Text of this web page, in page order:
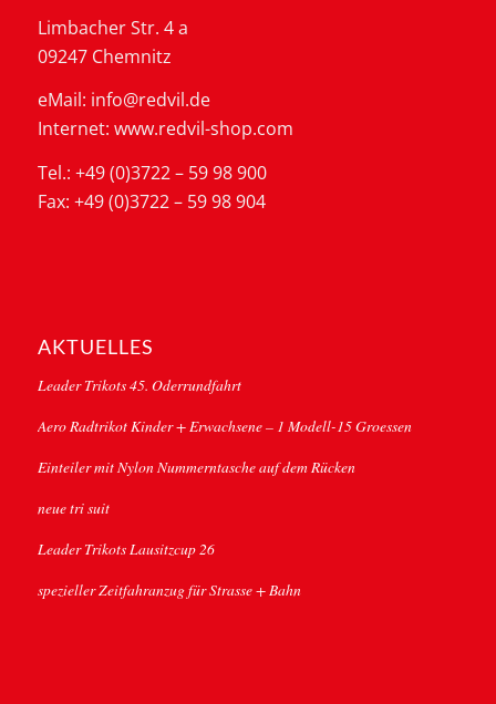
Limbacher Str. 4 a
09247 Chemnitz
eMail: info@redvil.de
Internet: www.redvil-shop.com
Tel.: +49 (0)3722 – 59 98 900
Fax: +49 (0)3722 – 59 98 904
AKTUELLES
Leader Trikots 45. Oderrundfahrt
Aero Radtrikot Kinder + Erwachsene – 1 Modell-15 Groessen
Einteiler mit Nylon Nummerntasche auf dem Rücken
neue tri suit
Leader Trikots Lausitzcup 26
spezieller Zeitfahranzug für Strasse + Bahn